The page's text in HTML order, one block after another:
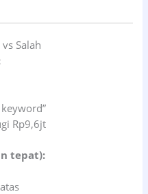
Salah
Rp9,6jt
tepat):